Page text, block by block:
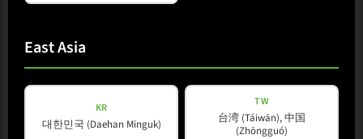
East Asia
KR
대한민국 (Daehan Minguk)
TW
台湾 (Táiwān), 中国
(Zhōngguó)